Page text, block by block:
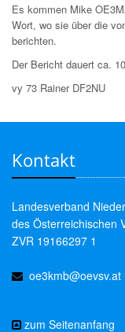
Es kommen Mike
Wort, wo sie über die
berichten.
Der Bericht dauert ca.
vy 73 Rainer DF2NU
Kontakt
Landesverband
des Österreichischen
ZVR 19166297 1
oe3kmb@oevsv.at
zum Seitenanfang